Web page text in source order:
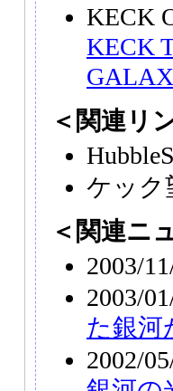
KECK
KECK
＜関連リ
ケック
＜関連ニ
2003/
2003/
た銀河
2002/